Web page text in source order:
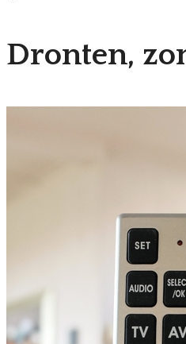
Dronten,